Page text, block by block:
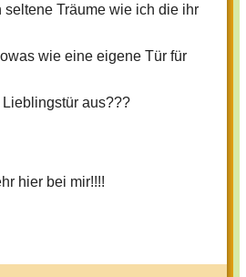
seltene Träume wie ich die ihr
wie eine eigene Tür für
aus???
hier bei mir!!!!